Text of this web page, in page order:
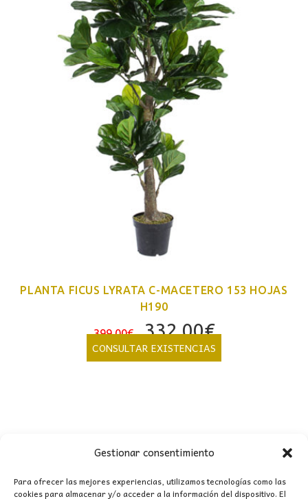
Gestionar consentimiento
Para ofrecer las mejores experiencias, utilizamos tecnologías como las
cookies para almacenar y/o acceder a la información del dispositivo. El
PLANTA FICUS LYRATA C-MACETERO 153 HOJAS
H190
399,00€
El
precio
original
332,00€El
precio
actual
CONSULTAR EXISTENCIAS